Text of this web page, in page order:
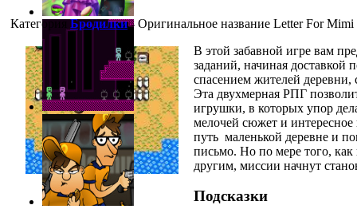
КатегорияБродилки- Оригинальное название Letter For Mimi
В этой забавной игре вам
заданий, начиная доставкой
спасением жителей
Эта двухмерная РПГ
игрушки, в которых упор
мелочей сюжет и
путь маленькой деревне и
письмо. Но по мере того, как
другим, миссии начнут
Подсказки